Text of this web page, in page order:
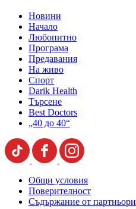
Новини
Начало
Любопитно
Програма
Предавания
На живо
Спорт
Darik Health
Търсене
Best Doctors
„40 до 40“
Общи условия
Поверителност
Съдържание от партньори